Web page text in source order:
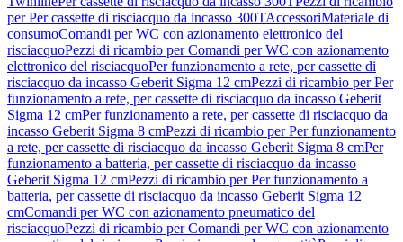
per Per cassette di risciacquo da incasso 300TAccessoriMateriale di
consumoComandi per WC con azionamento elettronico del
risciacquoPezzi di ricambio per Comandi per WC con azionamento
elettronico del risciacquoPer funzionamento a rete, per cassette di
risciacquo da incasso Geberit Sigma 12 cmPezzi di ricambio per Per
funzionamento a rete, per cassette di risciacquo da incasso Geberit
Sigma 12 cmPer funzionamento a rete, per cassette di risciacquo da
incasso Geberit Sigma 8 cmPezzi di ricambio per Per funzionamento
a rete, per cassette di risciacquo da incasso Geberit Sigma 8 cmPer
funzionamento a batteria, per cassette di risciacquo da incasso
Geberit Sigma 12 cmPezzi di ricambio per Per funzionamento a
batteria, per cassette di risciacquo da incasso Geberit Sigma 12
cmComandi per WC con azionamento pneumatico del
risciacquoPezzi di ricambio per Comandi per WC con azionamento